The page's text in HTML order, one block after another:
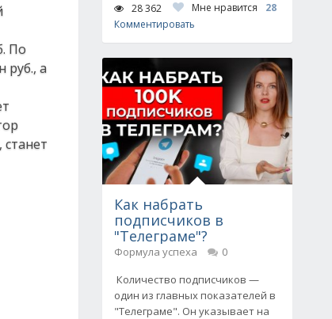
По
руб., а
28 362 Мне нравится
28
Комментировать
Как набрать
подписчиков в
"Телеграме"?
Формула успеха
0
Количество подписчиков —
один из главных показателей в
"Телеграме". Он указывает на